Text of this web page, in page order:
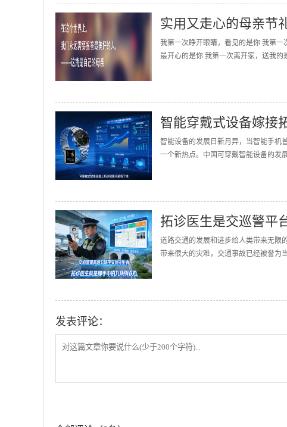
实用又走心的母亲节
我第一次睁开眼睛，看见的是你 我第一
最开心的是你 我第一次离开家，送我
智能穿戴式设备嫁接
智能设备的发展日新月异，当智能手机
一个新热点。中国可穿戴智能设备的发
拓诊医生是交巡警平
道路交通的发展和进步给人类带来无限
带来很大的灾难，交通事故已经被誉为
发表评论：